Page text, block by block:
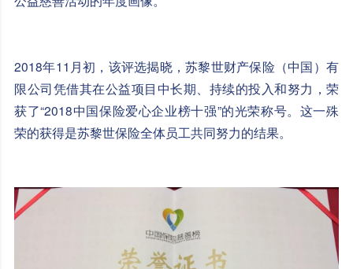
2018年11月初，该评选揭晓，苏黎世财产保险（中国）有
限公司凭借其在公益项目中长期、持续的投入和努力，荣
获了“2018中国保险爱心企业榜十强”的光荣称号。这一殊
荣的获得是苏黎世保险全体员工共同努力的结果。